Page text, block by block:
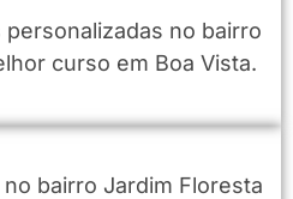
no bairro
curso em Boa Vista.
bairro Jardim Floresta